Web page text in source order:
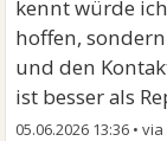
kennt würde
hoffen,
und den
ist besser als
05.06.2026 13:36 •